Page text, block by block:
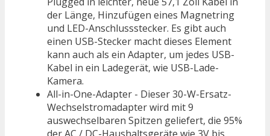
der Länge, Hinzufügen eines Magnetring
und LED-Anschlussstecker. Es gibt auch
einen USB-Stecker macht dieses Element
kann auch als ein Adapter, um jedes USB-
Kabel in ein Ladegerät, wie USB-Lade-
Kamera.
All-in-One-Adapter - Dieser 30-W-Ersatz-
Wechselstromadapter wird mit 9
auswechselbaren Spitzen geliefert, die 95%